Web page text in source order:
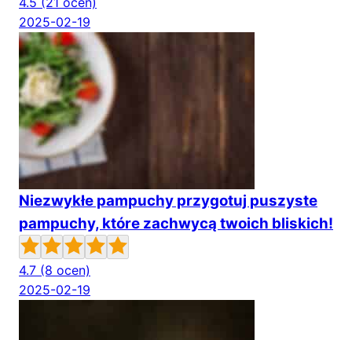
2025-02-19
Niezwykłe pampuchy przygotuj puszyste
pampuchy, które zachwycą twoich bliskich!
4.7 (8 ocen)
2025-02-19